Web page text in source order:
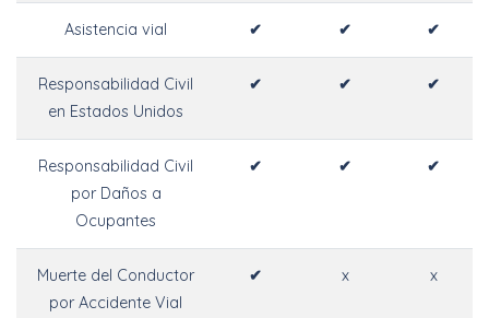
Asistencia vial ✔ ✔ ✔
Responsabilidad Civil
en Estados Unidos
✔ ✔ ✔
Responsabilidad Civil
por Daños a
Ocupantes
✔ ✔ ✔
Muerte del Conductor
por Accidente Vial
✔ x x